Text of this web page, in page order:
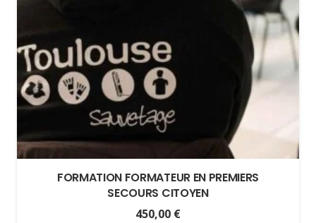
FORMATION FORMATEUR EN PREMIERS
SECOURS CITOYEN
450,00 €